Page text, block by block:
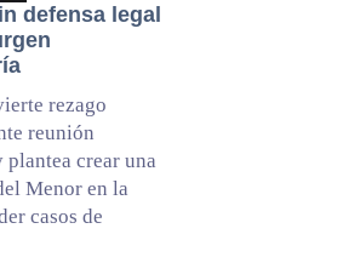
defensa legal
rezago
reunión
crear una
Menor en la
casos de